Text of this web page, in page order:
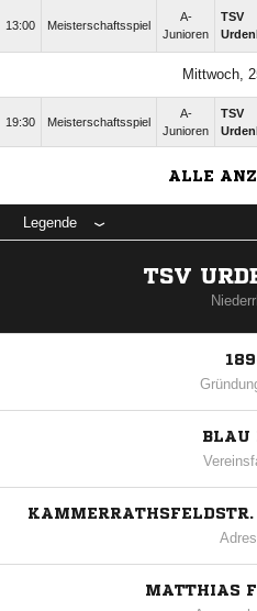
13:00 Meisterschaftsspiel
A-
Junioren
TSV
Mittwoch,
19:30 Meisterschaftsspiel
A-
Junioren
TSV
ALLE
Legende
TSV
BLAU
MATTHIAS